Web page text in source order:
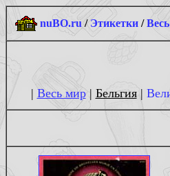
nuBO.ru / Этикетки /
| Весь мир| Бельгия|